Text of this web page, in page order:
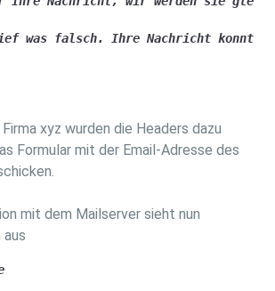
was falsch. Ihre Nachricht konnte
xyz wurden die Headers dazu
Formular mit der Email-Adresse des
mit dem Mailserver sieht nun